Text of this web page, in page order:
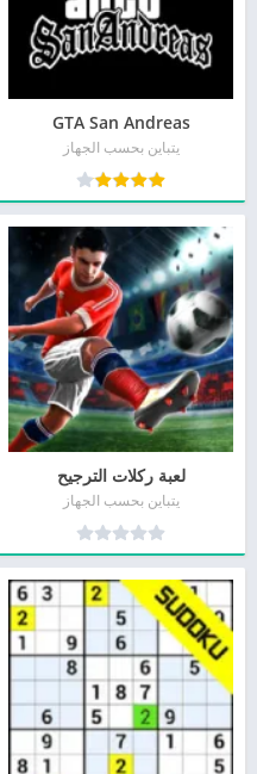
GTA San Andreas
يتباين بحسب الجهاز
لعبة ركلات الترجيح
يتباين بحسب الجهاز